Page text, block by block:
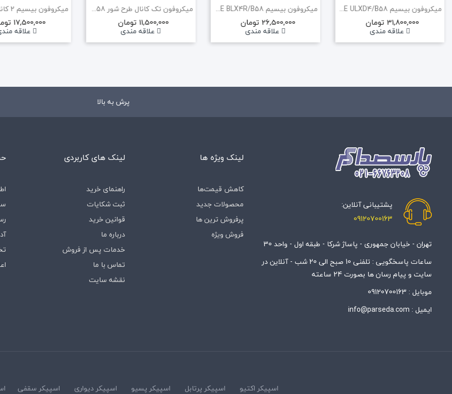
میکروفون بیسیم SHURE ULXD4/B58 (هایکپی)
31,800,000 تومان
علاقه مندی
میکروفون بیسیم SHURE BLX4R/B58 (هایکپی)
26,500,000 تومان
علاقه مندی
میکروفون تک کانال طرح شور SHURE SLXD2/BETA58
11,500,000 تومان
علاقه مندی
17,500,000 تومان
علاقه
پرش به بالا
پشتیبانی آنلاین:
09120700163
تهران - خیابان جمهوری - پاساژ شرکا - طبقه اول - واحد 30
ساعات پاسخگویی : تلفنی 10 صبح الی 20 شب - آنلاین در
سایت و پیام رسان ها بصورت 24 ساعته
موبایل : 09120700163
ایمیل : info@parseda.com
لینک ویژه ها
کاهش قیمت‌ها
محصولات جدید
پرفروش ترین ها
فروش ویژه
لینک های کاربردی
راهنمای خرید
ثبت شکایات
قوانین خرید
درباره‌ ما
خدمات پس از فروش
تماس با ما
نقشه سایت
اسپیکر اکتیو اسپیکر پرتابل اسپیکر پسیو اسپیکر دیواری اسپیکر سقفی